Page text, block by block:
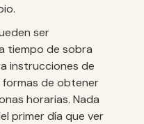
ser
tiempo de sobra
instrucciones de
de obtener
horarias. Nada
primer día que ver